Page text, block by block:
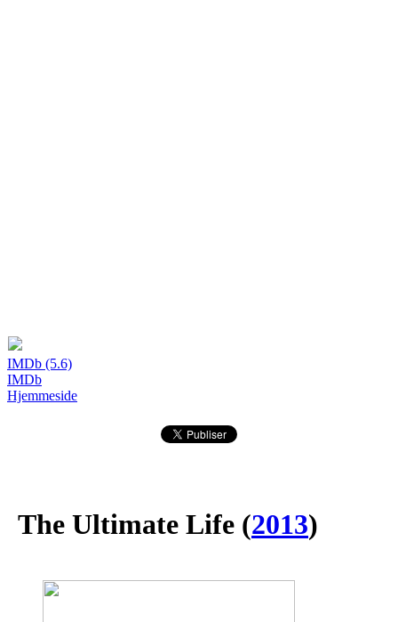
IMDb (5.6)
IMDb
Hjemmeside
The Ultimate Life (2013)